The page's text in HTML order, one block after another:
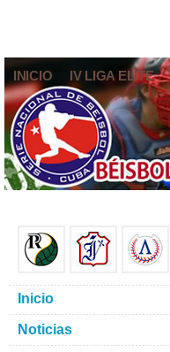
INICIO IV LIGA ELITE
Inicio
Noticias